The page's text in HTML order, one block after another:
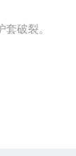
套破裂。